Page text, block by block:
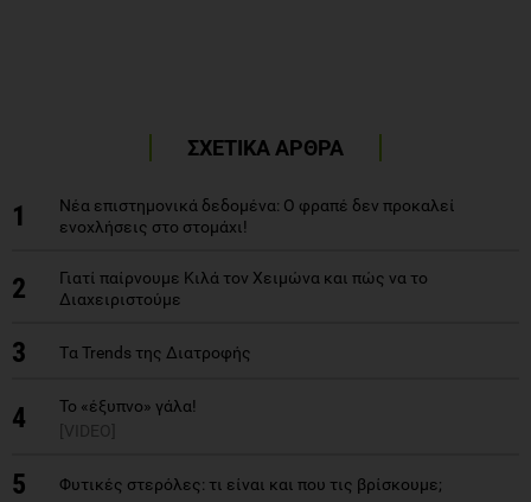
ΣΧΕΤΙΚΑ ΑΡΘΡΑ
1
Νέα επιστημονικά δεδομένα: Ο φραπέ δεν προκαλεί
ενοχλήσεις στο στομάχι!
2
Γιατί παίρνουμε Κιλά τον Χειμώνα και πώς να το
Διαχειριστούμε
3 Tα Trends της Διατροφής
4
Το «έξυπνο» γάλα!
[VIDEO]
5 Φυτικές στερόλες: τι είναι και που τις βρίσκουμε;